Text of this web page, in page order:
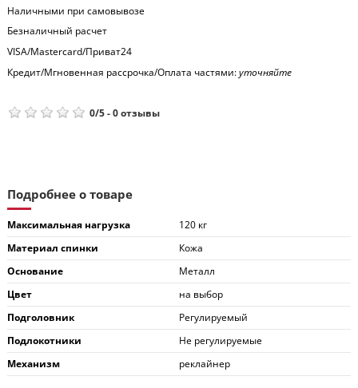
Наличными при самовывозе
Безналичный расчет
VISA/Mastercard/Приват24
Кредит/Мгновенная рассрочка/Оплата частями:уточняйте
0/5-0отзывы
Подробнее о товаре
Максимальная нагрузка
120 кг
Материал спинки
Кожа
Основание
Металл
Цвет
на выбор
Подголовник
Регулируемый
Подлокотники
Не регулируемые
Механизм
реклайнер